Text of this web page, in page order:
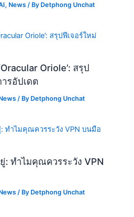
, News / By Detphong Unchat
Oriole’: สรุป
รอัปเดต
/ By Detphong Unchat
: ทำไมคุณควรระวัง VPN
/ By Detphong Unchat